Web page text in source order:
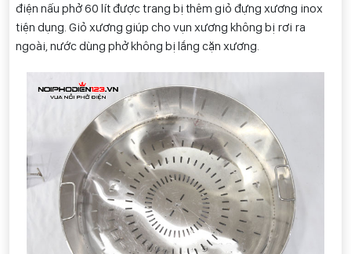
điện nấu phở 60 lít được trang bị thêm giỏ đựng xương inox
tiện dụng. Giỏ xương giúp cho vụn xương không bị rơi ra
ngoài, nước dùng phở không bị lắng cặn xương.